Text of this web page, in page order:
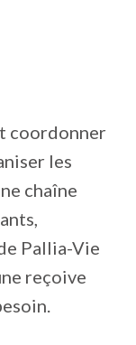
coordonner
les
chaîne
Pallia-Vie
reçoive